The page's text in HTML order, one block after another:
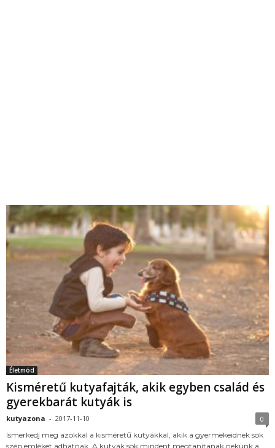
Életmód
Kisméretű kutyafajták, akik egyben család és
gyerekbarát kutyák is
kutyazona - 2017-11-10
0
Ismerkedj meg azokkal a kisméretű kutyákkal, akik a gyermekeidnek sok
szép emléket adhatnak. A kutyák sok mindent megtanítanak nekünk a